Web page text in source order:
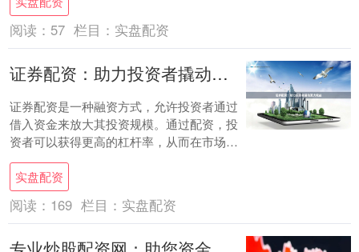
阅读： 57 栏目： 实盘配资
证券配资：助力投资者撬动更大收益
证券配资是一种融资方式，允许投资者通过
借入资金来放大其投资规模。通过配资，投
资者可以获得更高的杠杆率，从而在市场波
动中获得更大的收益。 配资的优势在于： *
*....
实盘配资
阅读： 169 栏目： 实盘配资